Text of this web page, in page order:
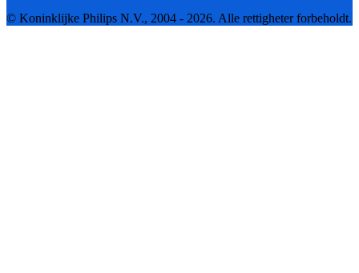
© Koninklijke Philips N.V., 2004 - 2026. Alle rettigheter forbeholdt.